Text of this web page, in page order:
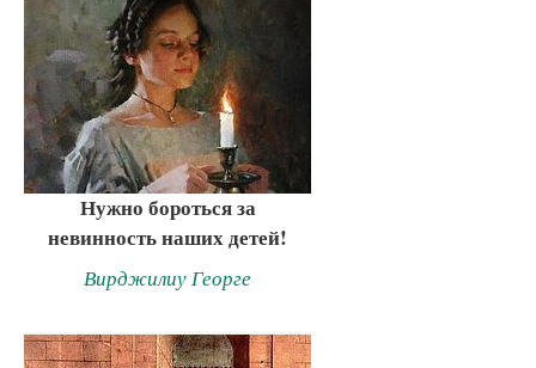
Нужно бороться за
невинность наших детей!
Вирджилиу Георге